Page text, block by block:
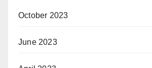
October 2023
June 2023